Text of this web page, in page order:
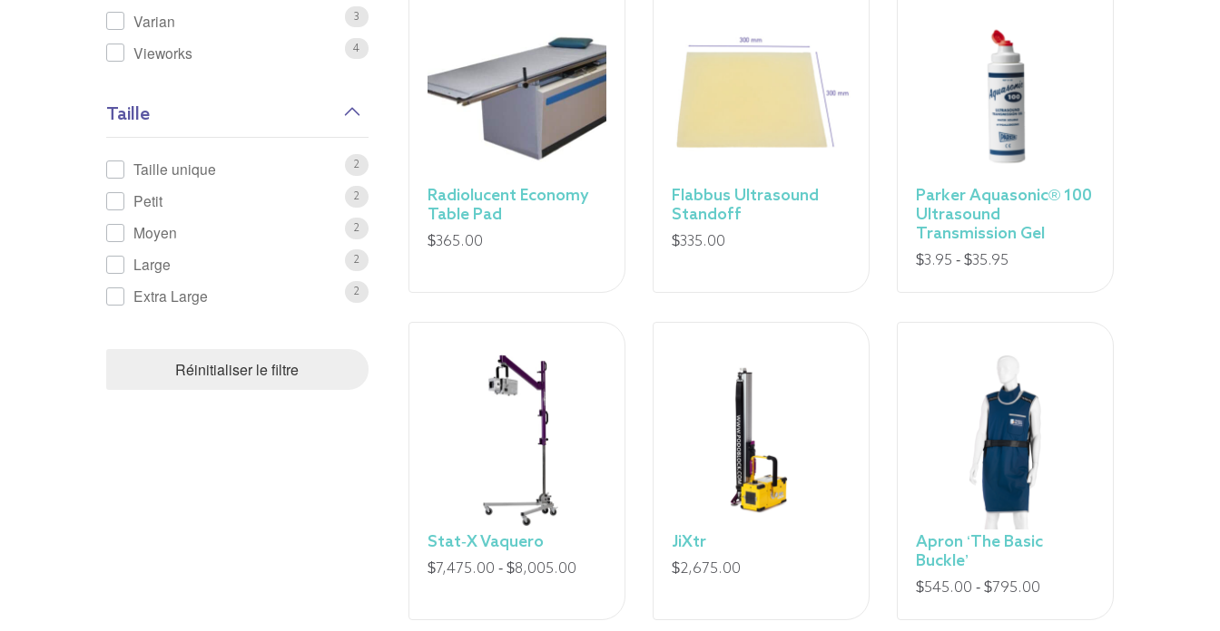
Radiolucent Economy
Table Pad
$365.00
Flabbus Ultrasound
Standoff
$335.00
Parker Aquasonic® 100
Ultrasound
Transmission Gel
$3.95 - $35.95Fourchette
3,95
$
à
35,95
Stat-X Vaquero
$7,475.00 - $8,005.00
JiXtr
$2,675.00
Apron ‘The Basic
Buckle’
$545.00 - $795.00Fourchette
Varian 3
Vieworks 4
Taille
Taille unique 2
Petit 2
Moyen 2
Large 2
Extra Large 2
Réinitialiser le filtre